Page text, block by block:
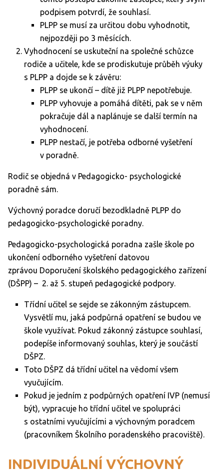
podpisem potvrdí, že souhlasí.
PLPP se musí za určitou dobu vyhodnotit,
nejpozději po 3 měsících.
Vyhodnocení se uskuteční na společné schůzce
rodiče a učitele, kde se prodiskutuje průběh výuky
s PLPP a dojde se k závěru:
PLPP se ukončí – dítě již PLPP nepotřebuje.
PLPP vyhovuje a pomáhá dítěti, pak se v něm
pokračuje dál a naplánuje se další termín na
vyhodnocení.
PLPP nestačí, je potřeba odborné vyšetření
v poradně.
Rodič se objedná v Pedagogicko- psychologické
poradně sám.
Výchovný poradce doručí bezodkladně PLPP do
pedagogicko-psychologické poradny.
Pedagogicko-psychologická poradna zašle škole po
ukončení odborného vyšetření datovou
zprávou Doporučení školského pedagogického zařízení
(DŠPP) – 2. až 5. stupeň pedagogické podpory.
Třídní učitel se sejde se zákonným zástupcem.
Vysvětlí mu, jaká podpůrná opatření se budou ve
škole využívat. Pokud zákonný zástupce souhlasí,
podepíše informovaný souhlas, který je součástí
DŠPZ.
Toto DŠPZ dá třídní učitel na vědomí všem
vyučujícím.
Pokud je jedním z podpůrných opatření IVP (nemusí
být), vypracuje ho třídní učitel ve spolupráci
s ostatními vyučujícími a výchovným poradcem
(pracovníkem Školního poradenského pracoviště).
INDIVIDUÁLNÍ VÝCHOVNÝ